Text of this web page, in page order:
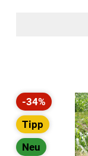
Rabatt
-34%
Tipp
Neu